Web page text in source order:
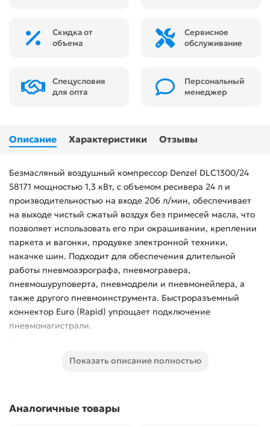
Скидка от
объема
Сервисное
обслуживание
Спецусловия
для опта
Персональный
менеджер
Описание Характеристики Отзывы
Безмасляный воздушный компрессор Denzel DLC1300/24
58171 мощностью 1,3 кВт, с объемом ресивера 24 л и
производительностью на входе 206 л/мин, обеспечивает
на выходе чистый сжатый воздух без примесей масла, что
позволяет использовать его при окрашивании, креплении
паркета и вагонки, продувке электронной техники,
накачке шин. Подходит для обеспечения длительной
работы пневмоаэрографа, пневмогравера,
пневмошуруповерта, пневмодрели и пневмонейлера, а
также другого пневмоинструмента. Быстроразъемный
коннектор Euro (Rapid) упрощает подключение
пневмомагистрали.
Защита по току — в случае перегрузки двигатель
Показать описание полностью
Аналогичные товары